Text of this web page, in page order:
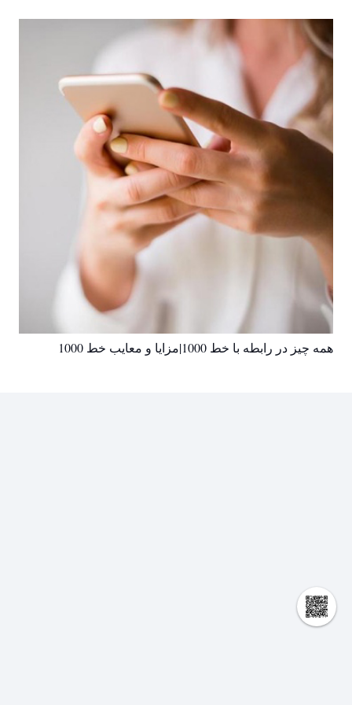
همه چیز در رابطه با خط 1000|مزایا و معایب خط 1000